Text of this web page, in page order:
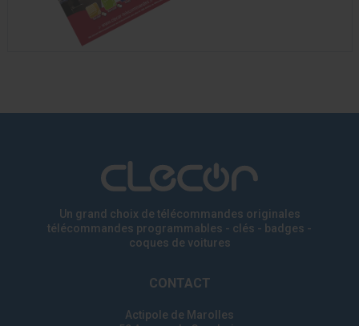
Un grand choix de télécommandes originales
télécommandes programmables - clés - badges -
coques de voitures
CONTACT
Actipole de Marolles